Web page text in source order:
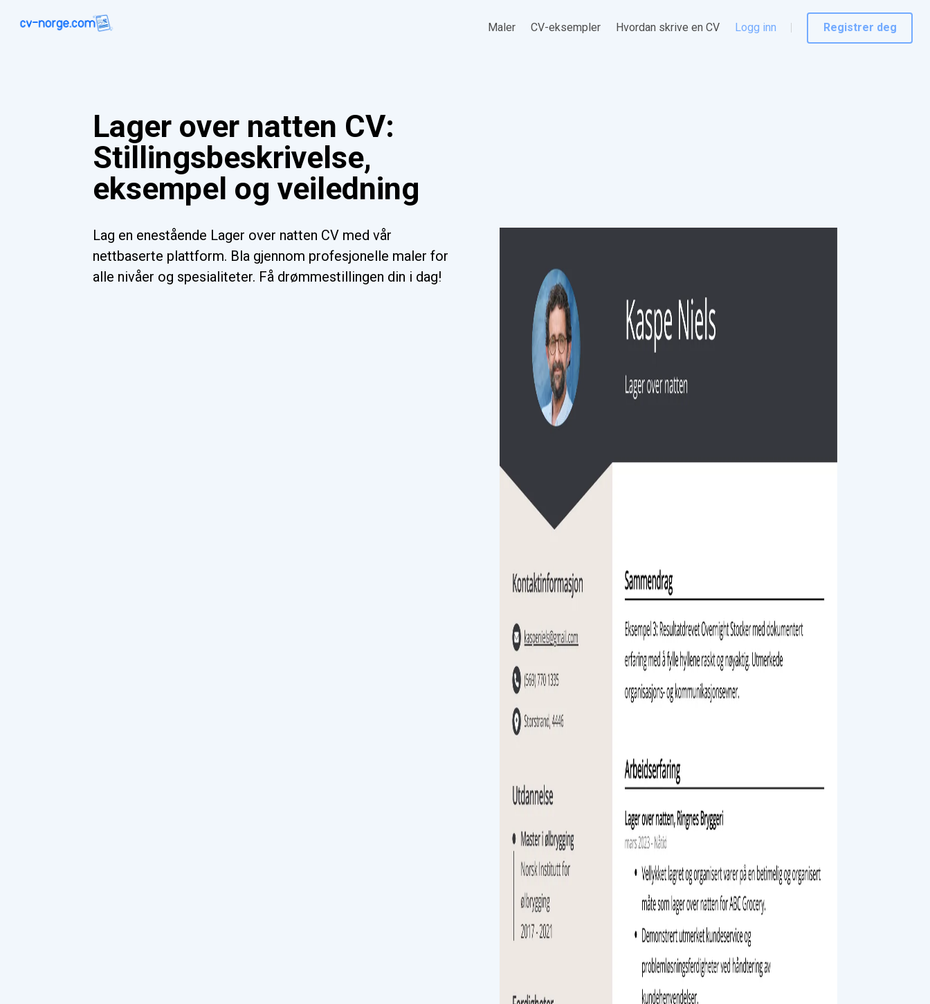
Maler CV-eksempler Hvordan skrive en CV Logg inn Registrer deg
Lager over natten CV:
Stillingsbeskrivelse,
eksempel og veiledning
Lag en enestående Lager over natten CV med vår
nettbaserte plattform. Bla gjennom profesjonelle maler for
alle nivåer og spesialiteter. Få drømmestillingen din i dag!